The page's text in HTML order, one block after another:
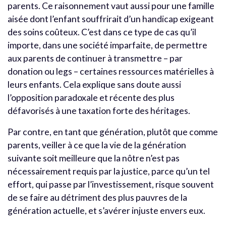
parents. Ce raisonnement vaut aussi pour une famille
aisée dont l’enfant souffrirait d’un handicap exigeant
des soins coûteux. C’est dans ce type de cas qu’il
importe, dans une société imparfaite, de permettre
aux parents de continuer à transmettre – par
donation ou legs – certaines ressources matérielles à
leurs enfants. Cela explique sans doute aussi
l’opposition paradoxale et récente des plus
défavorisés à une taxation forte des héritages.
Par contre, en tant que génération, plutôt que comme
parents, veiller à ce que la vie de la génération
suivante soit meilleure que la nôtre n’est pas
nécessairement requis par la justice, parce qu’un tel
effort, qui passe par l’investissement, risque souvent
de se faire au détriment des plus pauvres de la
génération actuelle, et s’avérer injuste envers eux.